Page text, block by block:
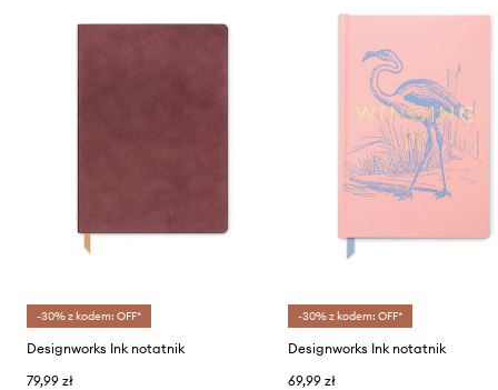
-30% z kodem: OFF*
Designworks Ink notatnik
79,99 zł
-30% z kodem: OFF*
Designworks Ink notatnik
69,99 zł